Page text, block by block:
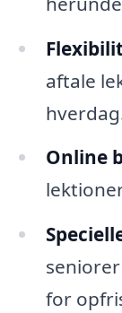
aftale
Online
for